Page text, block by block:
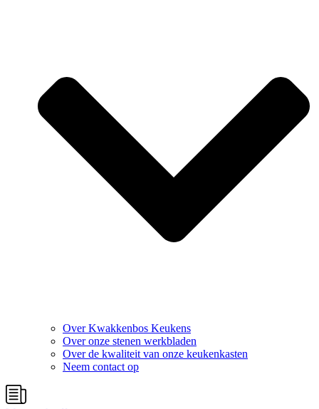
Over Kwakkenbos Keukens
Over onze stenen werkbladen
Over de kwaliteit van onze keukenkasten
Neem contact op